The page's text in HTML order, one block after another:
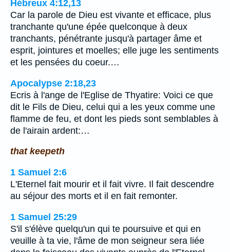
Hébreux 4:12,13
Car la parole de Dieu est vivante et efficace, plus
tranchante qu'une épée quelconque à deux
tranchants, pénétrante jusqu'à partager âme et
esprit, jointures et moelles; elle juge les sentiments
et les pensées du coeur.…
Apocalypse 2:18,23
Ecris à l'ange de l'Eglise de Thyatire: Voici ce que
dit le Fils de Dieu, celui qui a les yeux comme une
flamme de feu, et dont les pieds sont semblables à
de l'airain ardent:…
that keepeth
1 Samuel 2:6
L'Eternel fait mourir et il fait vivre. Il fait descendre
au séjour des morts et il en fait remonter.
1 Samuel 25:29
S'il s'élève quelqu'un qui te poursuive et qui en
veuille à ta vie, l'âme de mon seigneur sera liée